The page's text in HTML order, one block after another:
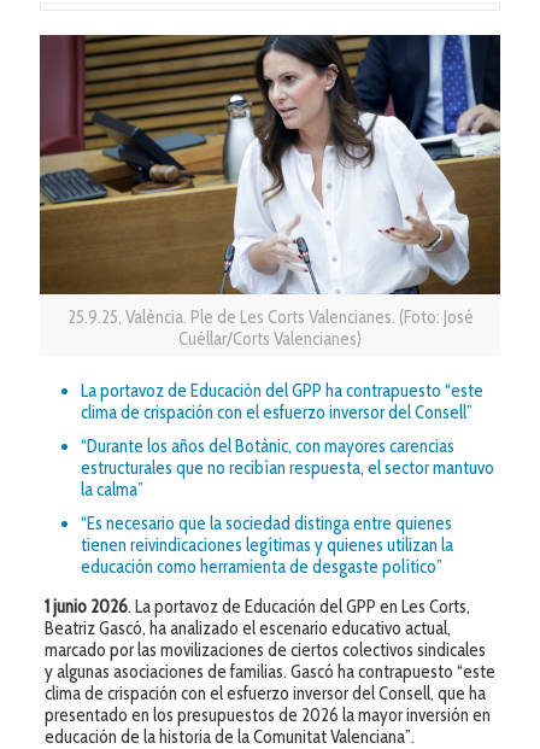
25.9.25, València. Ple de Les Corts Valencianes. (Foto: José
Cuéllar/Corts Valencianes)
La portavoz de Educación del GPP ha contrapuesto “este
clima de crispación con el esfuerzo inversor del Consell”
“Durante los años del Botànic, con mayores carencias
estructurales que no recibían respuesta, el sector mantuvo
la calma”
“Es necesario que la sociedad distinga entre quienes
tienen reivindicaciones legítimas y quienes utilizan la
educación como herramienta de desgaste político”
1 junio 2026. La portavoz de Educación del GPP en Les Corts,
Beatriz Gascó, ha analizado el escenario educativo actual,
marcado por las movilizaciones de ciertos colectivos sindicales
y algunas asociaciones de familias. Gascó ha contrapuesto “este
clima de crispación con el esfuerzo inversor del Consell, que ha
presentado en los presupuestos de 2026 la mayor inversión en
educación de la historia de la Comunitat Valenciana”.